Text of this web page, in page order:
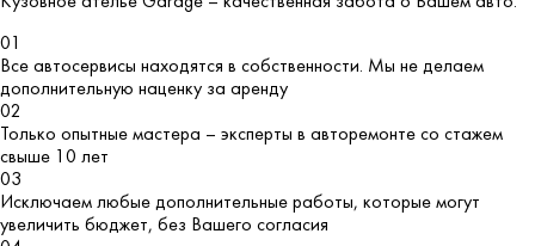
01
Все автосервисы находятся в собственности. Мы не делаем
дополнительную наценку за аренду
02
Только опытные мастера – эксперты в авторемонте со стажем
свыше 10 лет
03
Исключаем любые дополнительные работы, которые могут
увеличить бюджет, без Вашего согласия